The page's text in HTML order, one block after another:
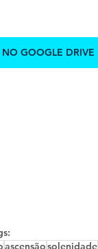
GOOGLE DRIVE
ascensãosolenidade